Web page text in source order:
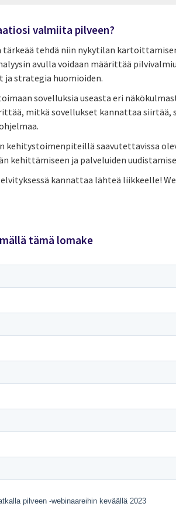
valmiita pilveen?
tehdä niin nykytilan
avulla voidaan määrittää
strategia huomioiden.
sovelluksia useasta eri
mitkä sovellukset kannattaa
kehitystoimenpiteillä saavutettavissa
kehittämiseen ja palveluiden
kannattaa lähteä liikkeelle!
tämä lomake